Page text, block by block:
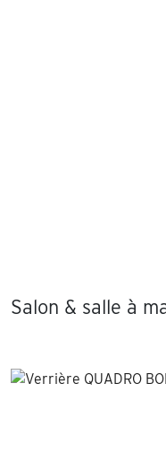
Salon & salle à